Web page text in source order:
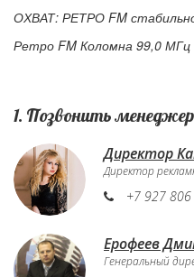
ОХВАТ: РЕТРО FM
Ретро FM Коломна 99,0 МГц
1. Позвонить
Директор
Директор
+7 927
Ерофеев
Генеральный